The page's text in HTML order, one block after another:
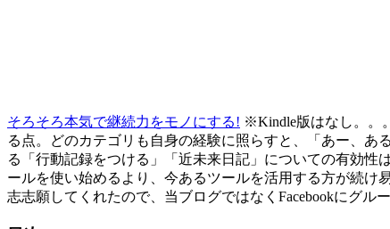
そろそろ本気で継続力をモノにする! ※Kindle版はなし。。
る点。どのカテゴリも自身の経験に照らすと、「あー、あ
る「行動記録をつける」「近未来日記」についての有効性
ールを使い始めるより、今あるツールを活用する方が続け
志志願してくれたので、当ブログではなくFacebookにグル